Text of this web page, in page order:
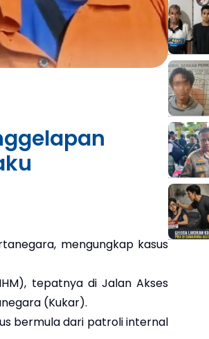
mengungkap kasus
tepatnya di Jalan Akses
(Kukar).
bermula dari patroli internal